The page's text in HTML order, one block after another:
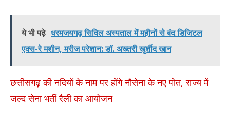
ये भी पढ़े धरमजयगढ़ सिविल अस्पताल में महीनों से बंद डिजिटल
एक्स-रे मशीन, मरीज परेशान: डॉ. अख्तरी खुर्शीद खान
छत्तीसगढ़ की नदियों के नाम पर होंगे नौसेना के नए पोत, राज्य में
जल्द सेना भर्ती रैली का आयोजन